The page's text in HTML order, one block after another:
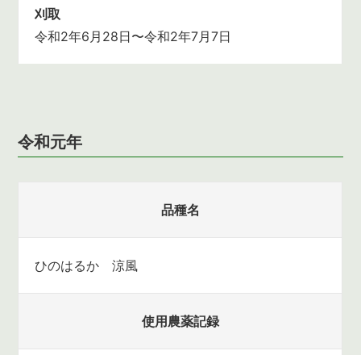
刈取
令和2年6月28日〜令和2年7月7日
令和元年
品種名
ひのはるか 涼風
使用農薬記録